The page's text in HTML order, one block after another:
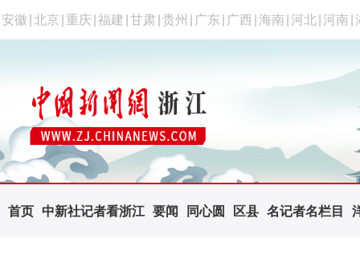
安徽 北京 重庆 福建 甘肃 贵州 广东 广西 海南 河北 河南
首页 中新社记者看浙江 要闻 同心圆 区县 名记者名栏目